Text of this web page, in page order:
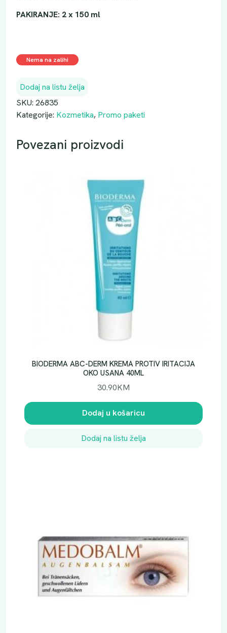
PAKIRANJE: 2 x 150 ml
Nema na zalihi
Dodaj na listu želja
SKU: 26835
Kategorije: Kozmetika, Promo paketi
Povezani proizvodi
BIODERMA ABC-DERM KREMA PROTIV IRITACIJA
OKO USANA 40ML
30.90KM
Dodaj u košaricu
Dodaj na listu želja